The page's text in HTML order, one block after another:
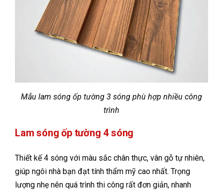
Mẫu lam sóng ốp tường 3 sóng phù hợp nhiều công
trình
Lam sóng ốp tường 4 sóng
Thiết kế 4 sóng với màu sắc chân thực, vân gỗ tự nhiên,
giúp ngôi nhà bạn đạt tính thẩm mỹ cao nhất. Trọng
lượng nhẹ nên quá trình thi công rất đơn giản, nhanh